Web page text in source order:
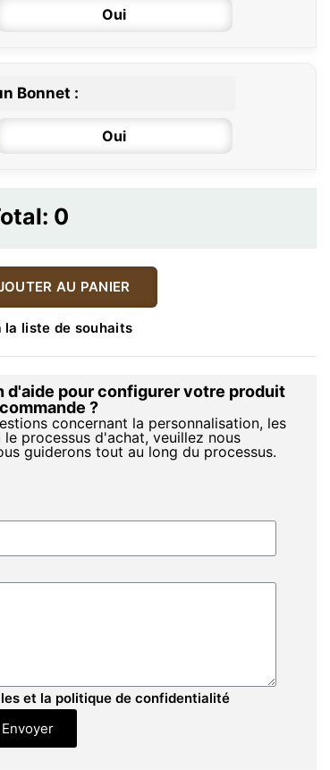
Oui
Bonnet :
Oui
0
AU PANIER
la liste de souhaits
d'aide pour configurer votre produit
?
concernant la personnalisation, les
processus d'achat, veuillez nous
guiderons tout au long du processus.
et la politique de confidentialité
Envoyer